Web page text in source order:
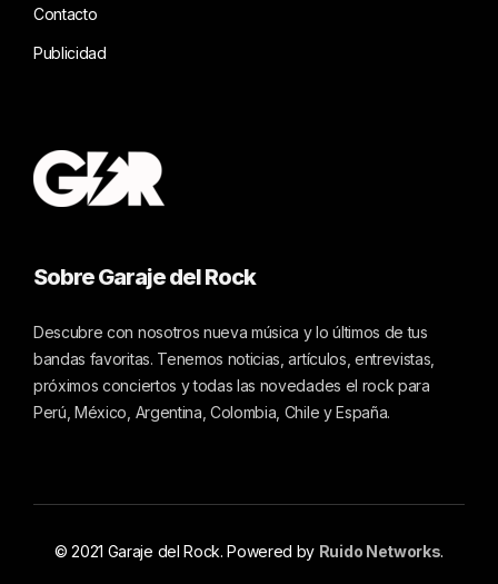
Contacto
Publicidad
Sobre Garaje del Rock
Descubre con nosotros nueva música y lo últimos de tus
bandas favoritas. Tenemos noticias, artículos, entrevistas,
próximos conciertos y todas las novedades el rock para
Perú, México, Argentina, Colombia, Chile y España.
© 2021 Garaje del Rock. Powered by Ruido Networks.